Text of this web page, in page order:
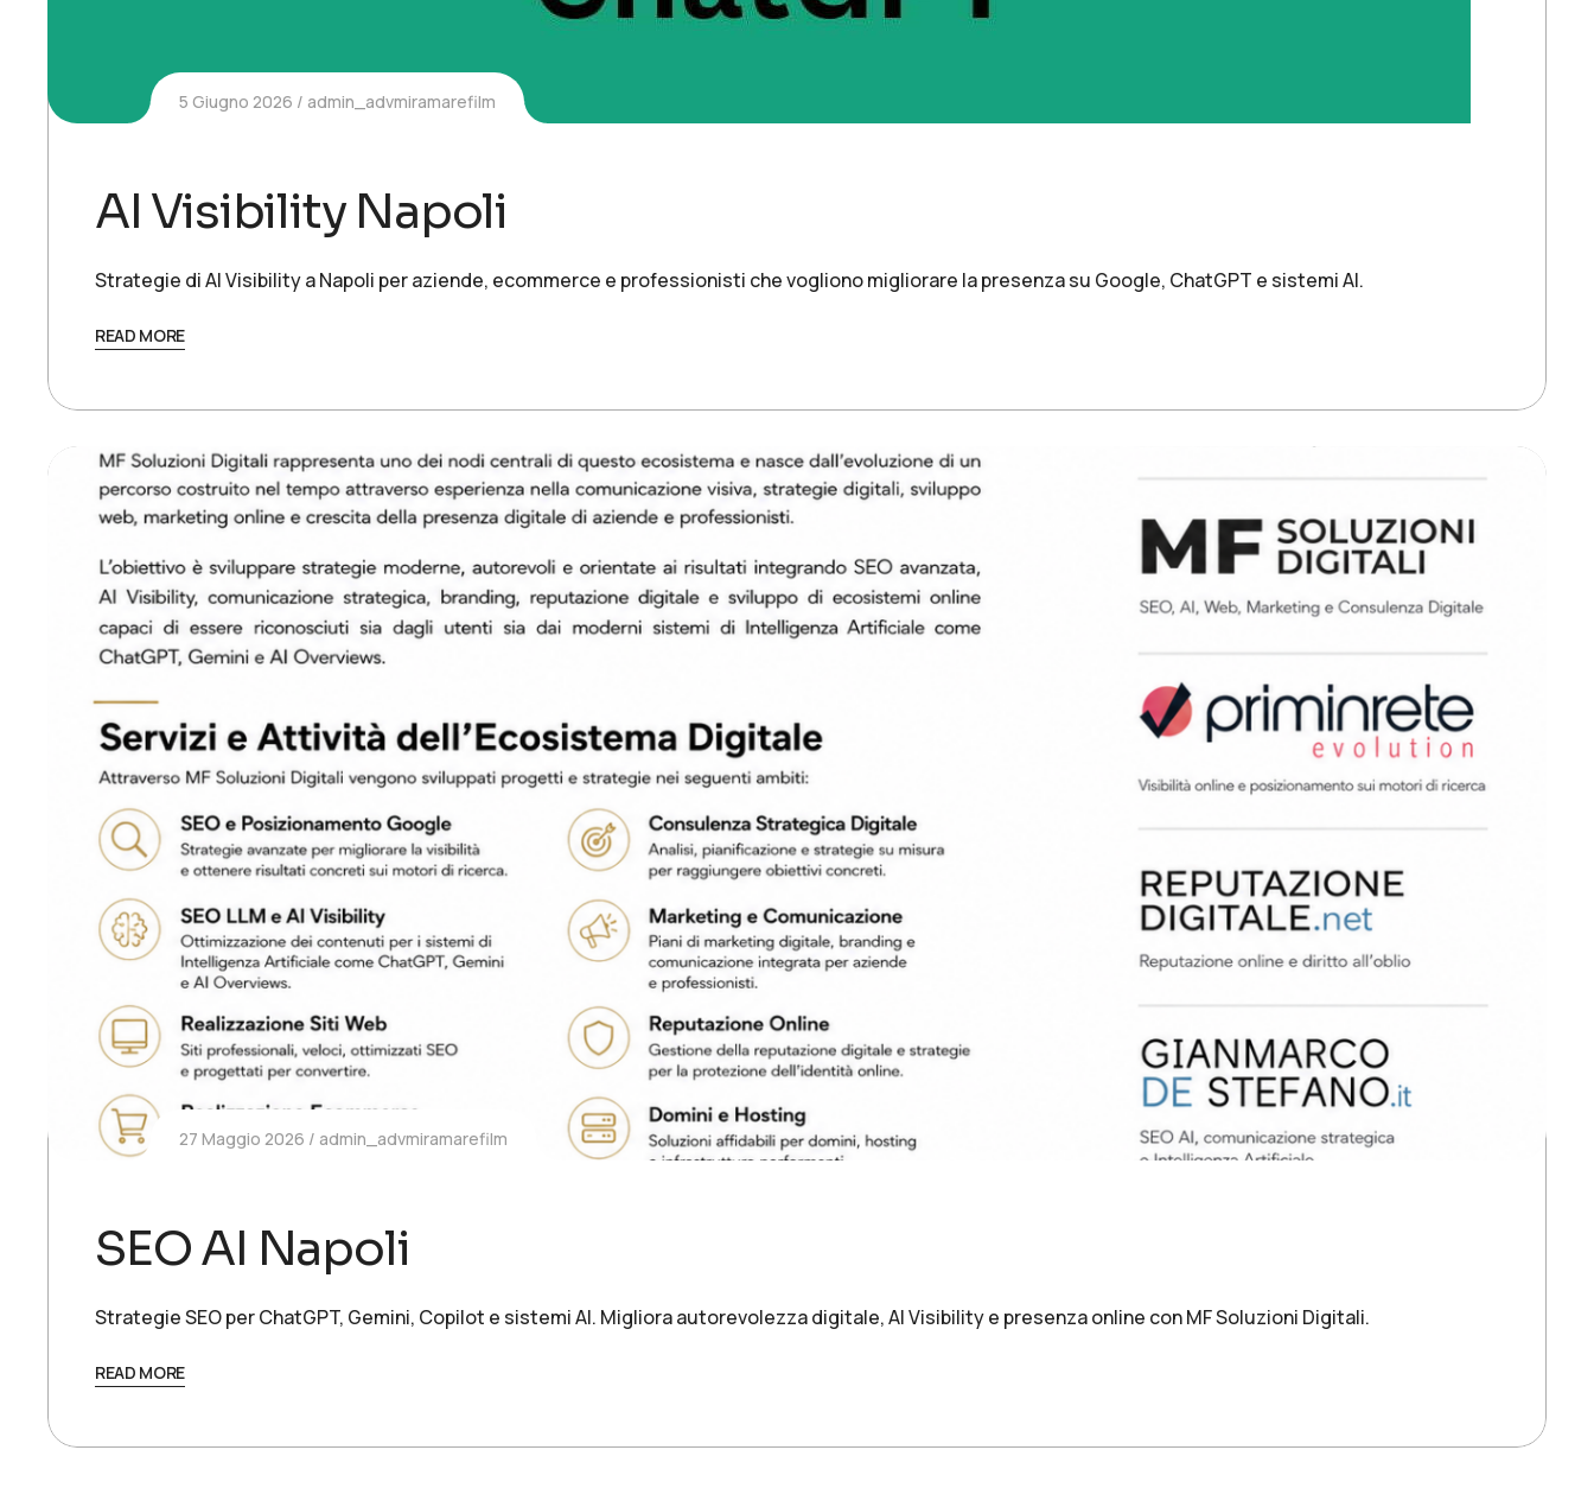
5 Giugno 2026 admin_advmiramarefilm
AI Visibility Napoli
Strategie di AI Visibility a Napoli per aziende, ecommerce e professionisti che vogliono migliorare la presenza su Google, ChatGPT e sistemi AI.
READ MORE
27 Maggio 2026 admin_advmiramarefilm
SEO AI Napoli
Strategie SEO per ChatGPT, Gemini, Copilot e sistemi AI. Migliora autorevolezza digitale, AI Visibility e presenza online con MF Soluzioni Digitali.
READ MORE